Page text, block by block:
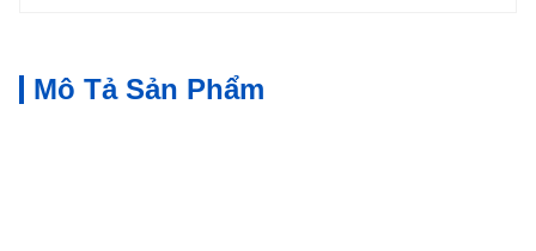
Mô Tả Sản Phẩm